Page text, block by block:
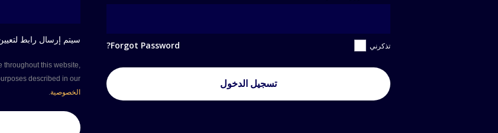
تذكرني Forgot Password?
تسجيل الدخول
سيتم إرسال رابط
this website,
described in our
الخصوصية